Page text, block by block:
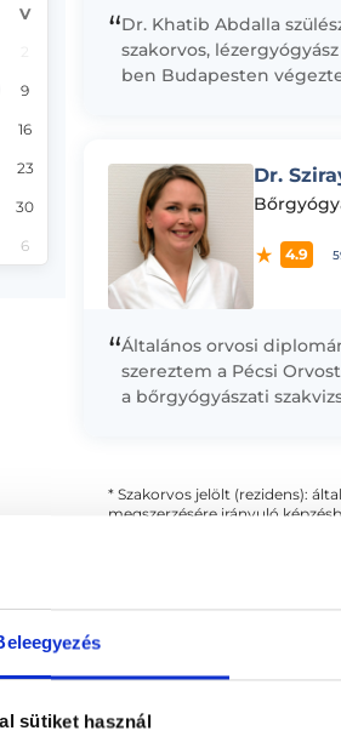
sütiket használ
V
9
16
23
30
6
“Dr. Khatib Abdalla
szakorvos,
ben Budapesten
Dr.
4.9
“Általános orvosi
szereztem a Pécsi
a bőrgyógyászati
* Szakorvos jelölt (rezidens):
megszerzésére irányuló
felelősséggel tartozik és azt
szakorvosjelölt önállóan láthat
- Lézergyógyászat